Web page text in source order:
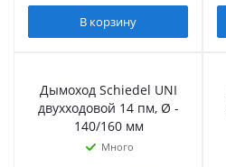
В корзину
Дымоход Schiedel UNI
двухходовой 14 пм, Ø -
140/160 мм
Много